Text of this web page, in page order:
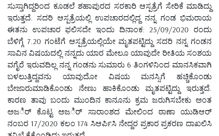
ಸುಸ್ತಾಗಿದ್ದರಿಂದ ಕೂಡಲೆ ಶಹಾಪುರದ ಸರಕಾರಿ ಆಸ್ಪತ್ರೆಗೆ ಸೇರಿಕೆ ಮಾಡಿದ್ದು
ಇರುತ್ತದೆ. ಸದರಿ ಆಸ್ಪತ್ರೆಯಲ್ಲಿ ಉಪಚಾರದಲ್ಲಿದ್ದ ನನ್ನ ಗಂಡ ಭಿಮರಾಯ
ಈತನು ಉಪಚಾರ ಫಲಿಸದೇ ಇಂದು ದಿನಾಂಕ: 25/09/2020 ರಂದು
ಬೆಳಿಗ್ಗೆ 7.20 ಗಂಟೆಗೆ ಆಸ್ಪತ್ರೆಯಲ್ಲಿಯೇ ಮೃತಪಟ್ಟಿದ್ದು ಸದರಿ ನನ್ನ ಗಂಡನ
ಸಾವಿನ ವಿಷಯದಲ್ಲಿ ನನ್ನದು ಯಾರ ಮೇಲೂ ಯಾವುದೇ ರೀತಿಯ ಸಂಶಯ
ವಗೈರೆ ಇರುವದಿಲ್ಲ ನನ್ನ ಗಂಡನು ಸುಮಾರು 6 ತಿಂಗಳಿನಿಂದ ಮಾನಸಿಕವಾಗಿ
ಬಳಲುತ್ತಿದ್ದವನು ಯಾವುದೋ ವಿಷಯ ಮನಸ್ಸಿಗೆ ಹಚ್ಚಿಕೊಂಡು
ಬೇಜಾರುಮಾಡಿಕೊಂಡು ನೇಣು ಹಾಕಿಕೊಂಡು ಮೃತಪಟ್ಟಿದ್ದು ಇರುತ್ತದೆ.
ಕಾರಣ ತಾವು ಬಂದು ಮುಂದಿನ ಕಾನೂನು ಕ್ರಮ ಜರುಗಿಸಬೇಕು ಅಂತ
ಅಜರ್ಿ ಕೊಟ್ಟ ಅಜರ್ಿ ಸಾರಾಂಶದ ಮೇಲಿಂದ ಠಾಣಾ ಯುಡಿಆರ್
ನಂಬರ 17/2020 ಕಲಂ 174 ಸಿಆರ್ಪಿಸಿ ನೇದ್ದರ ಪ್ರಕಾರ ಪ್ರಕರಣ ದಾಖಲಿಸಿ